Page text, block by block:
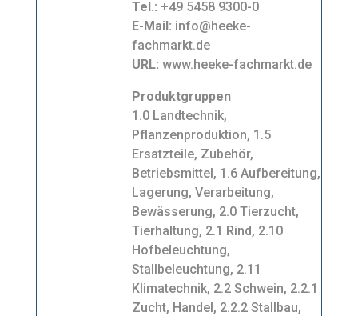
Tel.: +49 5458 9300-0
E-Mail: info@heeke-
fachmarkt.de
URL: www.heeke-fachmarkt.de
Produktgruppen
1.0 Landtechnik,
Pflanzenproduktion, 1.5
Ersatzteile, Zubehör,
Betriebsmittel, 1.6 Aufbereitung,
Lagerung, Verarbeitung,
Bewässerung, 2.0 Tierzucht,
Tierhaltung, 2.1 Rind, 2.10
Hofbeleuchtung,
Stallbeleuchtung, 2.11
Klimatechnik, 2.2 Schwein, 2.2.1
Zucht, Handel, 2.2.2 Stallbau,